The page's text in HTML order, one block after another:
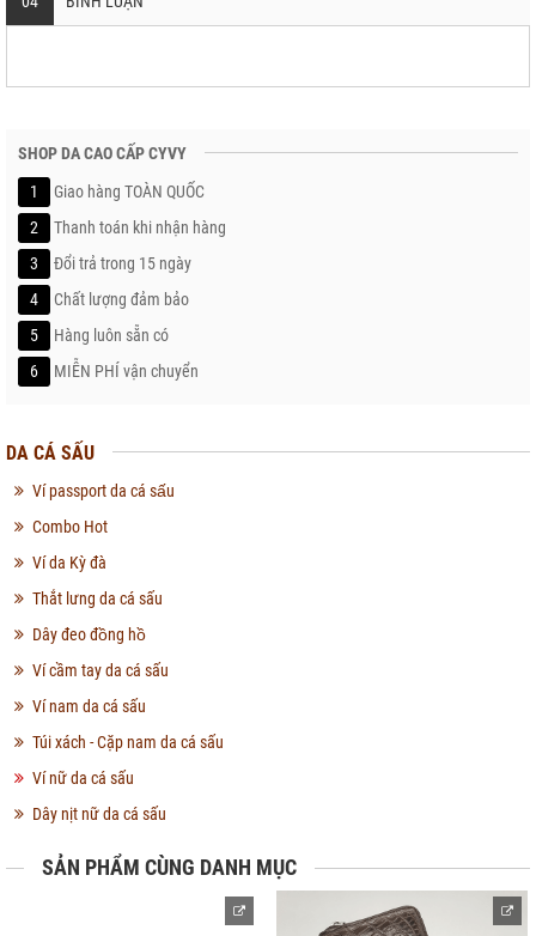
SHOP DA CAO CẤP CYVY
1
Giao hàng TOÀN QUỐC
2
Thanh toán khi nhận hàng
3
Đổi trả trong 15 ngày
4
Chất lượng đảm bảo
5
Hàng luôn sẵn có
6
MIỄN PHÍ vận chuyển
DA CÁ SẤU
Ví passport da cá sấu
Combo Hot
Ví da Kỳ đà
Thắt lưng da cá sấu
Dây đeo đồng hồ
Ví cầm tay da cá sấu
Ví nam da cá sấu
Túi xách - Cặp nam da cá sấu
Ví nữ da cá sấu
Dây nịt nữ da cá sấu
SẢN PHẨM CÙNG DANH MỤC